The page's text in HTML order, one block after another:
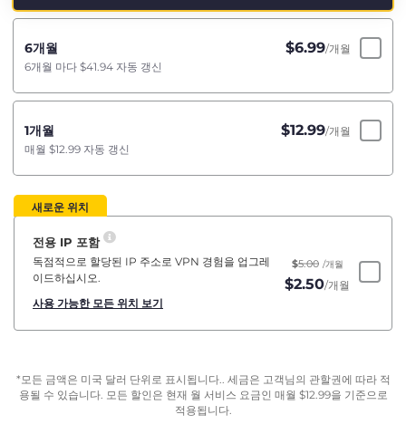
6개월 $6.99/개월
6개월 마다 $41.94 자동 갱신
1개월 $12.99/개월
매월 $12.99 자동 갱신
새로운 위치
전용 IP 포함
독점적으로 할당된 IP 주소로 VPN 경험을 업그레
이드하십시오.
사용 가능한 모든 위치 보기
$5.00 /개월
$2.50/개월
*모든 금액은 미국 달러 단위로 표시됩니다.. 세금은 고객님의 관할권에 따라 적
용될 수 있습니다. 모든 할인은 현재 월 서비스 요금인 매월 $12.99을 기준으로
적용됩니다.